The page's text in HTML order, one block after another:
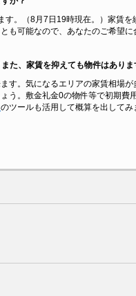
す。（8月7日19時現在。）家賃
も可能なので、あなたのご希望
た、家賃を抑えても物件はありま
す。気になるエリアの家賃相場
う。敷金礼金0の物件等で初期費
のツールも活用して概算を出してみ